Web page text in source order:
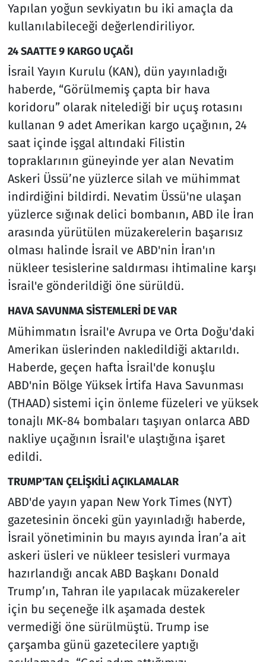
Yapılan yoğun sevkiyatın bu iki amaçla da
kullanılabileceği değerlendiriliyor.
24 SAATTE 9 KARGO UÇAĞI
İsrail Yayın Kurulu (KAN), dün yayınladığı
haberde, “Görülmemiş çapta bir hava
koridoru” olarak nitelediği bir uçuş rotasını
kullanan 9 adet Amerikan kargo uçağının, 24
saat içinde işgal altındaki Filistin
topraklarının güneyinde yer alan Nevatim
Askeri Üssü’ne yüzlerce silah ve mühimmat
indirdiğini bildirdi. Nevatim Üssü'ne ulaşan
yüzlerce sığınak delici bombanın, ABD ile İran
arasında yürütülen müzakerelerin başarısız
olması halinde İsrail ve ABD'nin İran'ın
nükleer tesislerine saldırması ihtimaline karşı
İsrail'e gönderildiği öne sürüldü.
HAVA SAVUNMA SİSTEMLERİ DE VAR
Mühimmatın İsrail'e Avrupa ve Orta Doğu'daki
Amerikan üslerinden nakledildiği aktarıldı.
Haberde, geçen hafta İsrail'de konuşlu
ABD'nin Bölge Yüksek İrtifa Hava Savunması
(THAAD) sistemi için önleme füzeleri ve yüksek
tonajlı MK-84 bombaları taşıyan onlarca ABD
nakliye uçağının İsrail'e ulaştığına işaret
edildi.
TRUMP'TAN ÇELİŞKİLİ AÇIKLAMALAR
ABD'de yayın yapan New York Times (NYT)
gazetesinin önceki gün yayınladığı haberde,
İsrail yönetiminin bu mayıs ayında İran’a ait
askeri üsleri ve nükleer tesisleri vurmaya
hazırlandığı ancak ABD Başkanı Donald
Trump’ın, Tahran ile yapılacak müzakereler
için bu seçeneğe ilk aşamada destek
vermediği öne sürülmüştü. Trump ise
çarşamba günü gazetecilere yaptığı